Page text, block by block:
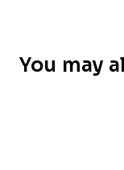
You may